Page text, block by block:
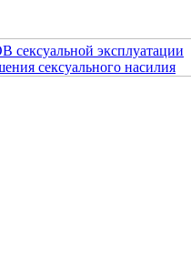
эксплуатации
сексуального насилия